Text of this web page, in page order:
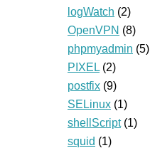
logWatch (2)
OpenVPN (8)
phpmyadmin (5)
PIXEL (2)
postfix (9)
SELinux (1)
shellScript(1)
squid (1)